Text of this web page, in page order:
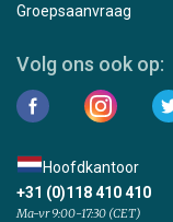
Groepsaanvraag
Volg ons ook op:
Hoofdkantoor
+31 (0)118 410 410
Ma-vr 9:00-17:30 (CET)